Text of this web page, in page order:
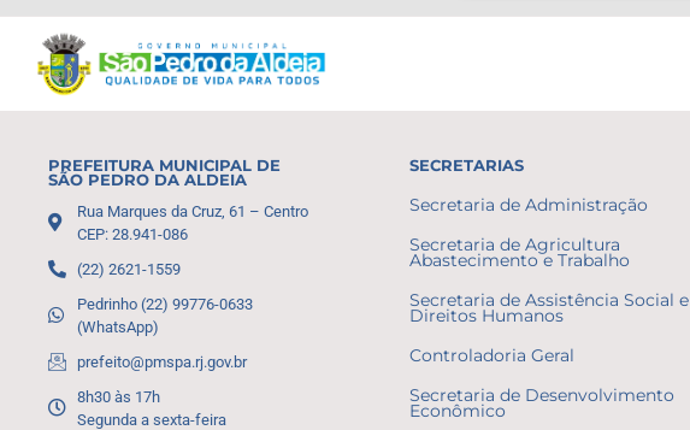
PREFEITURA MUNICIPAL DE
SÃO PEDRO DA ALDEIA
Rua Marques da Cruz, 61 – Centro
CEP: 28.941-086
(22) 2621-1559
Pedrinho (22) 99776-0633
(WhatsApp)
prefeito@pmspa.rj.gov.br
8h30 às 17h
Segunda a sexta-feira
SECRETARIAS
Secretaria de Administração
Secretaria de Agricultura
Abastecimento e Trabalho
Secretaria de Assistência Social e
Direitos Humanos
Controladoria Geral
Secretaria de Desenvolvimento
Econômico